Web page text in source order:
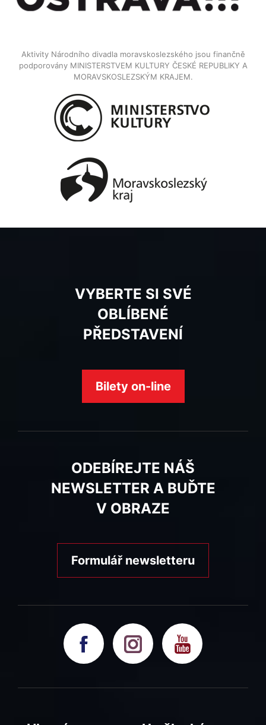
Aktivity Národního divadla moravskoslezského jsou finančně
podporovány MINISTERSTVEM KULTURY ČESKÉ REPUBLIKY A
MORAVSKOSLEZSKÝM KRAJEM.
VYBERTE SI SVÉ
OBLÍBENÉ
PŘEDSTAVENÍ
Bilety on-line
ODEBÍREJTE NÁŠ
NEWSLETTER A BUĎTE
V OBRAZE
Formulář newsletteru